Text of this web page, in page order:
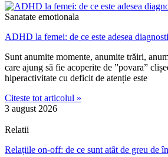
Sanatate emotionala
ADHD la femei: de ce este adesea
Sunt anumite momente, anumite trăiri,
care ajung să fie acoperite de ”povara”
hiperactivitate cu deficit de atenție este
Citeste tot articolul »
3 august 2026
Relatii
Relațiile on-off: de ce sunt atât de greu de